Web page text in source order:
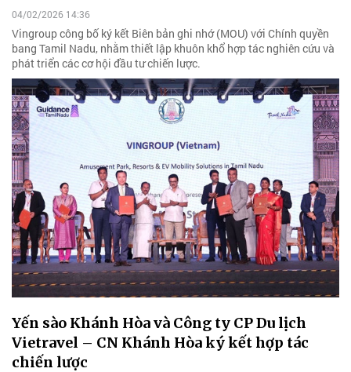
04/02/2026 14:36
Vingroup công bố ký kết Biên bản ghi nhớ (MOU) với Chính quyền
bang Tamil Nadu, nhằm thiết lập khuôn khổ hợp tác nghiên cứu và
phát triển các cơ hội đầu tư chiến lược.
Yến sào Khánh Hòa và Công ty CP Du lịch
Vietravel – CN Khánh Hòa ký kết hợp tác
chiến lược